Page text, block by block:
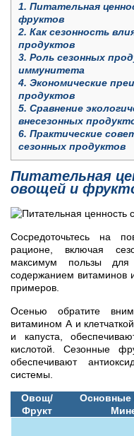
1. Питательная
фруктов
2. Как сезонность
продуктов
3. Роль сезонных
иммунитета
4. Экономические
продуктов
5. Сравнение
внесезонных
6. Практические
сезонных продуктов
Питательная
овощей и
Сосредоточьтесь на
рационе, включая
максимум пользы
содержанием витаминов
примеров.
Осенью обратите
витамином А и
и капуста,
кислотой. Сезонные
обеспечивают
системы.
Овощ/
Фрукт
Основные